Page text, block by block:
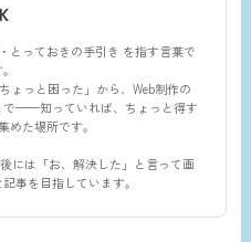
K
とっておきの手引き を指す言葉で
ょっと困った」から、Web制作の
で——知っていれば、ちょっと得す
めた場所です。
には「お、解決した」と言って画
事を目指しています。